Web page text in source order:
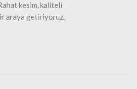
kesim, kaliteli
araya getiriyoruz.